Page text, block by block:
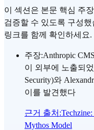
이 섹션은 본문 핵심 주
검증할 수 있도록 구성
링크를 함께 확인하세요.
주장:Anthropic
이 외부에 노출되
Security)와
이를 발견했다
근거 출처 :
Mythos Model